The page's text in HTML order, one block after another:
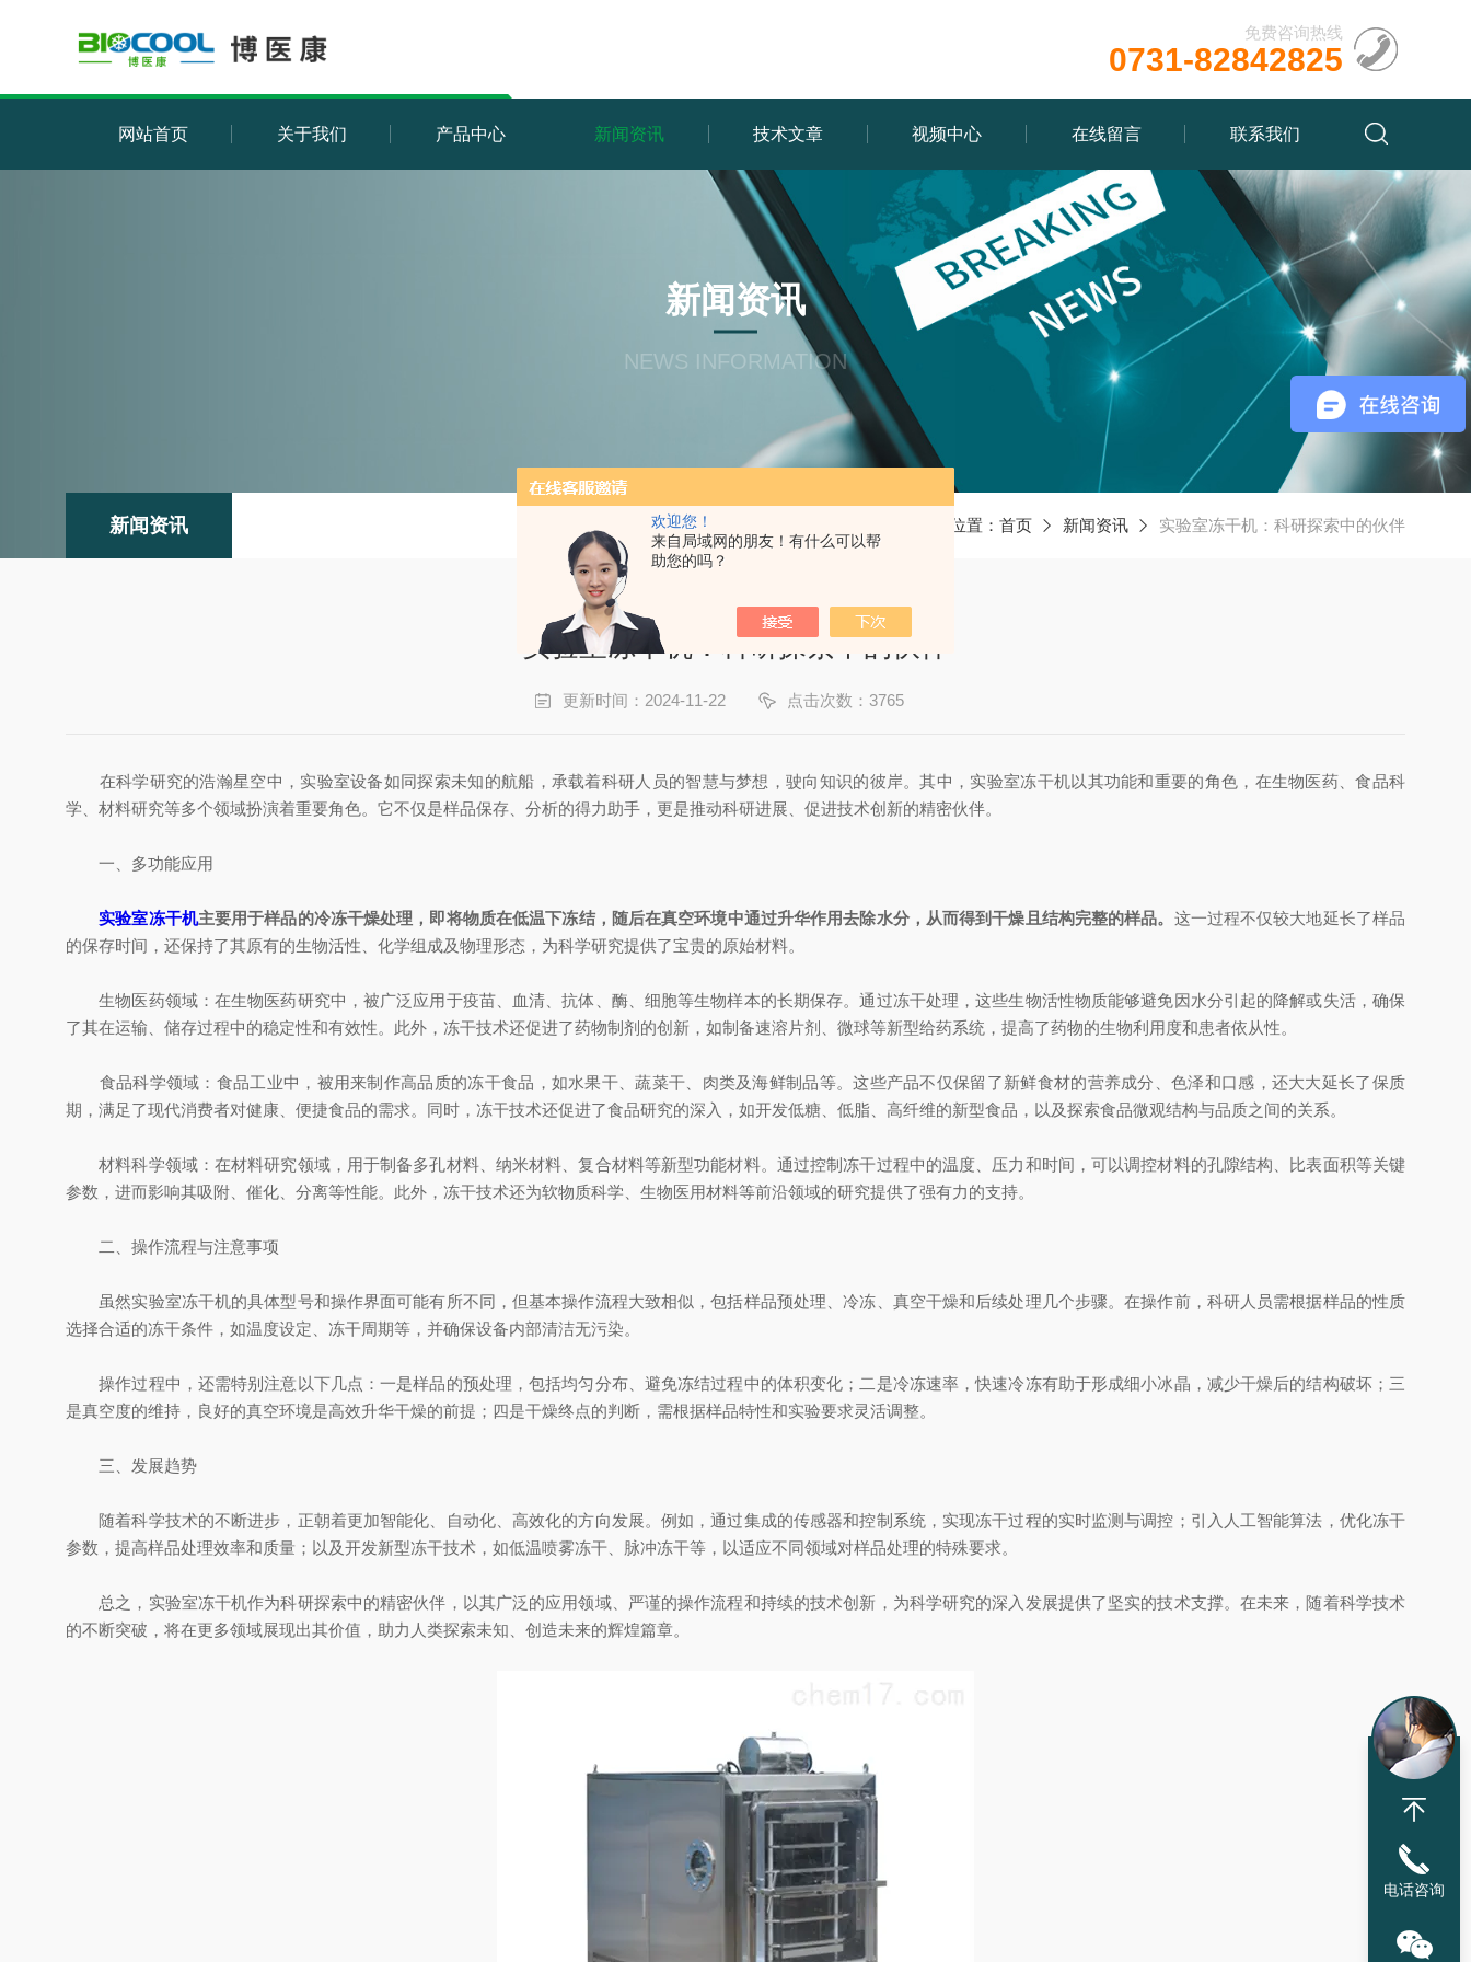
欢迎您！
来自局域网的朋友！有什么可以帮
助您的吗？
免费咨询热线
0731-82842825
网站首页 关于我们 产品中心 新闻资讯 技术文章 视频中心 在线留言 联系我们
新闻资讯
NEWS INFORMATION
新闻资讯 当前位置： 首页 新闻资讯 实验室冻干机：科研探索中的伙伴
实验室冻干机：科研探索中的伙伴
更新时间：2024-11-22 点击次数：3765
在科学研究的浩瀚星空中，实验室设备如同探索未知的航船，承载着科研人员的智慧与梦想，驶向知识的彼岸。其中，实验室冻干机以其功能和重要的角色，在生物医药、食品科
学、材料研究等多个领域扮演着重要角色。它不仅是样品保存、分析的得力助手，更是推动科研进展、促进技术创新的精密伙伴。
一、多功能应用
实验室冻干机主要用于样品的冷冻干燥处理，即将物质在低温下冻结，随后在真空环境中通过升华作用去除水分，从而得到干燥且结构完整的样品。 这一过程不仅较大地延长了样品
的保存时间，还保持了其原有的生物活性、化学组成及物理形态，为科学研究提供了宝贵的原始材料。
生物医药领域：在生物医药研究中，被广泛应用于疫苗、血清、抗体、酶、细胞等生物样本的长期保存。通过冻干处理，这些生物活性物质能够避免因水分引起的降解或失活，确保
了其在运输、储存过程中的稳定性和有效性。此外，冻干技术还促进了药物制剂的创新，如制备速溶片剂、微球等新型给药系统，提高了药物的生物利用度和患者依从性。
食品科学领域：食品工业中，被用来制作高品质的冻干食品，如水果干、蔬菜干、肉类及海鲜制品等。这些产品不仅保留了新鲜食材的营养成分、色泽和口感，还大大延长了保质
期，满足了现代消费者对健康、便捷食品的需求。同时，冻干技术还促进了食品研究的深入，如开发低糖、低脂、高纤维的新型食品，以及探索食品微观结构与品质之间的关系。
材料科学领域：在材料研究领域，用于制备多孔材料、纳米材料、复合材料等新型功能材料。通过控制冻干过程中的温度、压力和时间，可以调控材料的孔隙结构、比表面积等关键
参数，进而影响其吸附、催化、分离等性能。此外，冻干技术还为软物质科学、生物医用材料等前沿领域的研究提供了强有力的支持。
二、操作流程与注意事项
虽然实验室冻干机的具体型号和操作界面可能有所不同，但基本操作流程大致相似，包括样品预处理、冷冻、真空干燥和后续处理几个步骤。在操作前，科研人员需根据样品的性质
选择合适的冻干条件，如温度设定、冻干周期等，并确保设备内部清洁无污染。
操作过程中，还需特别注意以下几点：一是样品的预处理，包括均匀分布、避免冻结过程中的体积变化；二是冷冻速率，快速冷冻有助于形成细小冰晶，减少干燥后的结构破坏；三
是真空度的维持，良好的真空环境是高效升华干燥的前提；四是干燥终点的判断，需根据样品特性和实验要求灵活调整。
三、发展趋势
随着科学技术的不断进步，正朝着更加智能化、自动化、高效化的方向发展。例如，通过集成的传感器和控制系统，实现冻干过程的实时监测与调控；引入人工智能算法，优化冻干
参数，提高样品处理效率和质量；以及开发新型冻干技术，如低温喷雾冻干、脉冲冻干等，以适应不同领域对样品处理的特殊要求。
总之，实验室冻干机作为科研探索中的精密伙伴，以其广泛的应用领域、严谨的操作流程和持续的技术创新，为科学研究的深入发展提供了坚实的技术支撑。在未来，随着科学技术
的不断突破，将在更多领域展现出其价值，助力人类探索未知、创造未来的辉煌篇章。
电话咨询